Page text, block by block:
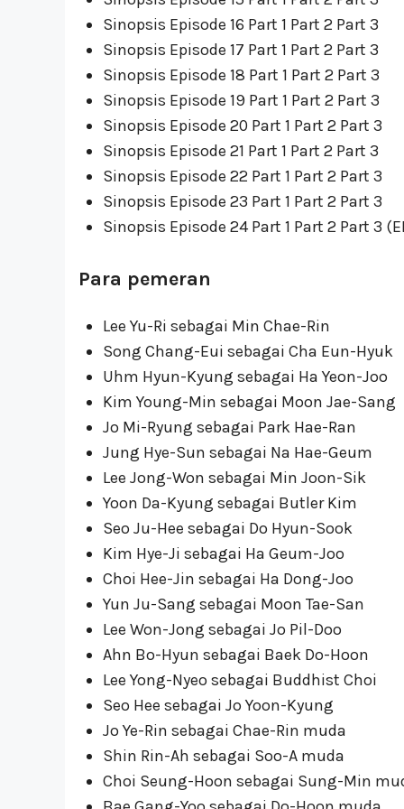
Sinopsis Episode 16 Part 1 Part 2 Part 3
Sinopsis Episode 17 Part 1 Part 2 Part 3
Sinopsis Episode 18 Part 1 Part 2 Part 3
Sinopsis Episode 19 Part 1 Part 2 Part 3
Sinopsis Episode 20 Part 1 Part 2 Part 3
Sinopsis Episode 21 Part 1 Part 2 Part 3
Sinopsis Episode 22 Part 1 Part 2 Part 3
Sinopsis Episode 23 Part 1 Part 2 Part 3
Sinopsis Episode 24 Part 1 Part 2 Part 3
Para pemeran
Lee Yu-Ri sebagai Min Chae-Rin
Song Chang-Eui sebagai Cha Eun-Hyuk
Uhm Hyun-Kyung sebagai Ha Yeon-Joo
Kim Young-Min sebagai Moon Jae-Sang
Jo Mi-Ryung sebagai Park Hae-Ran
Jung Hye-Sun sebagai Na Hae-Geum
Lee Jong-Won sebagai Min Joon-Sik
Yoon Da-Kyung sebagai Butler Kim
Seo Ju-Hee sebagai Do Hyun-Sook
Kim Hye-Ji sebagai Ha Geum-Joo
Choi Hee-Jin sebagai Ha Dong-Joo
Yun Ju-Sang sebagai Moon Tae-San
Lee Won-Jong sebagai Jo Pil-Doo
Ahn Bo-Hyun sebagai Baek Do-Hoon
Lee Yong-Nyeo sebagai Buddhist Choi
Seo Hee sebagai Jo Yoon-Kyung
Jo Ye-Rin sebagai Chae-Rin muda
Shin Rin-Ah sebagai Soo-A muda
Choi Seung-Hoon sebagai Sung-Min